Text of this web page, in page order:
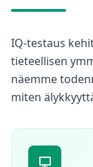
IQ-testaus
tieteellisen
näemme
miten